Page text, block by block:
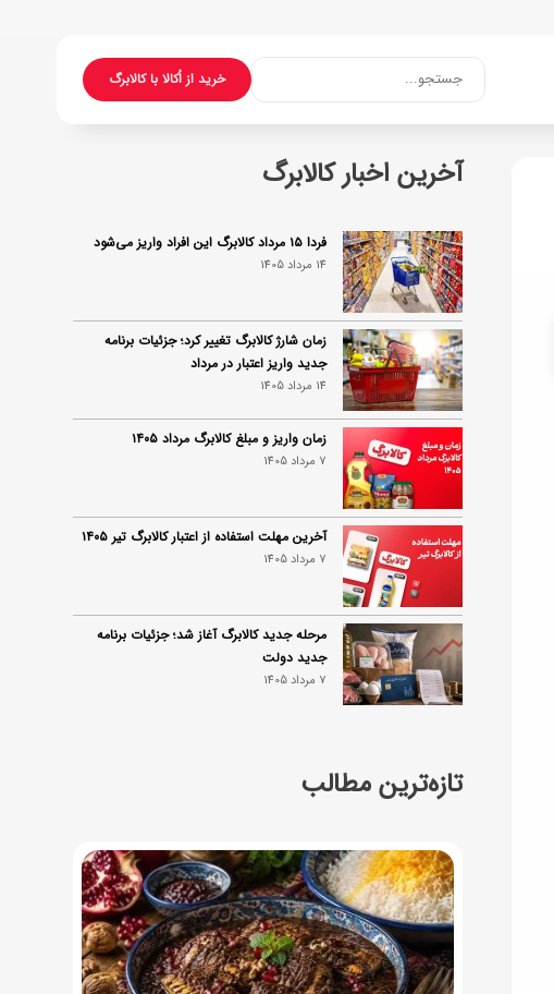
خرید از اُکالا با کالابرگجستجو...
آخرین اخبار کالابرگ
فردا ۱۵ مرداد کالابرگ این افراد واریز می‌شود
14 مرداد 1405
زمان شارژ کالابرگ تغییر کرد؛ جزئیات برنامه
جدید واریز اعتبار در مرداد
14 مرداد 1405
زمان واریز و مبلغ کالابرگ مرداد ۱۴۰۵
7 مرداد 1405
آخرین مهلت استفاده از اعتبار کالابرگ تیر ۱۴۰۵
7 مرداد 1405
مرحله جدید کالابرگ آغاز شد؛ جزئیات برنامه
جدید دولت
7 مرداد 1405
تازه‌ترین مطالب